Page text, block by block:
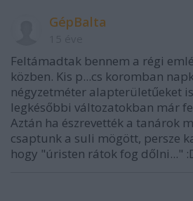
GépBalta
Feltámadtak bennem a régi
közben. Kis p...cs koromban
négyzetméter alapterületűeket
legkésőbbi változatokban már
Aztán ha észrevették a tanárok
csaptunk a suli mögött, persze
hogy "úristen rátok fog dőlni..."